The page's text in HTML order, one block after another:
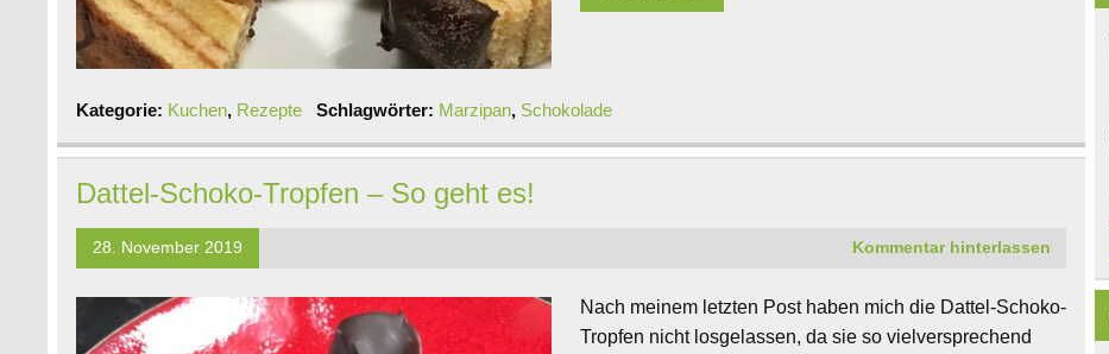
Kategorie: Kuchen, Rezepte Schlagwörter: Marzipan, Schokolade
Dattel-Schoko-Tropfen – So geht es!
28. November 2019 Kommentar hinterlassen
Nach meinem letzten Post haben mich die Dattel-Schoko-
Tropfen nicht losgelassen, da sie so vielversprechend